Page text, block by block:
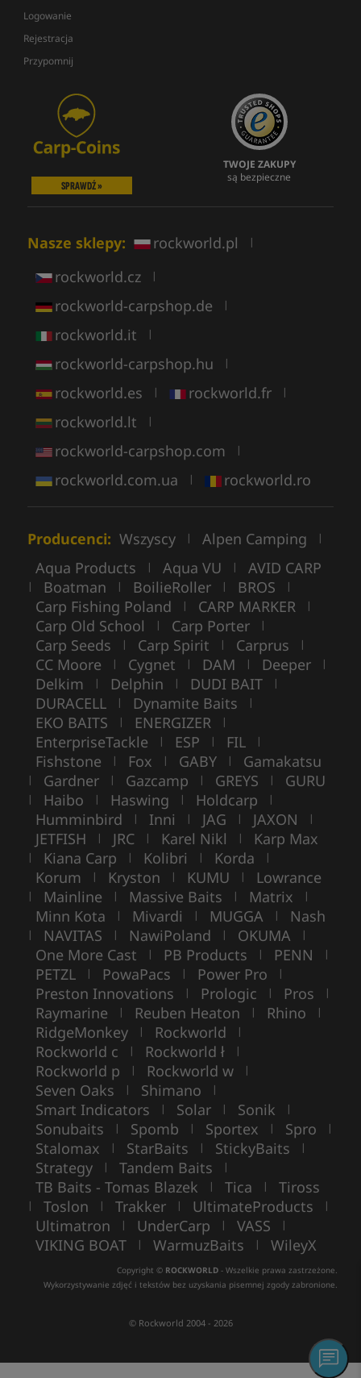
Logowanie
Rejestracja
Przypomnij
SPRAWDŹ »
TWOJE ZAKUPY
są bezpieczne
Nasze sklepy: rockworld.pl |
rockworld.cz |
rockworld-carpshop.de |
rockworld.it |
rockworld-carpshop.hu |
rockworld.es | rockworld.fr |
rockworld.lt |
rockworld-carpshop.com |
rockworld.com.ua | rockworld.ro
Producenci: Wszyscy | Alpen Camping |
Aqua Products | Aqua VU | AVID CARP
| Boatman | BoilieRoller | BROS |
Carp Fishing Poland | CARP MARKER |
Carp Old School | Carp Porter |
Carp Seeds | Carp Spirit | Carprus |
CC Moore | Cygnet | DAM | Deeper |
Delkim | Delphin | DUDI BAIT |
DURACELL | Dynamite Baits |
EKO BAITS | ENERGIZER |
EnterpriseTackle | ESP | FIL |
Fishstone | Fox | GABY | Gamakatsu
| Gardner | Gazcamp | GREYS | GURU
| Haibo | Haswing | Holdcarp |
Humminbird | Inni | JAG | JAXON |
JETFISH | JRC | Karel Nikl | Karp Max
| Kiana Carp | Kolibri | Korda |
Korum | Kryston | KUMU | Lowrance
| Mainline | Massive Baits | Matrix |
Minn Kota | Mivardi | MUGGA | Nash
| NAVITAS | NawiPoland | OKUMA |
One More Cast | PB Products | PENN |
PETZL | PowaPacs | Power Pro |
Preston Innovations | Prologic | Pros |
Raymarine | Reuben Heaton | Rhino |
RidgeMonkey | Rockworld |
Rockworld c | Rockworld ł |
Rockworld p | Rockworld w |
Seven Oaks | Shimano |
Smart Indicators | Solar | Sonik |
Sonubaits | Spomb | Sportex | Spro |
Stalomax | StarBaits | StickyBaits |
Strategy | Tandem Baits |
TB Baits - Tomas Blazek | Tica | Tiross
| Toslon | Trakker | UltimateProducts |
Ultimatron | UnderCarp | VASS |
VIKING BOAT | WarmuzBaits | WileyX
Copyright © ROCKWORLD - Wszelkie prawa zastrzeżone.
Wykorzystywanie zdjęć i tekstów bez uzyskania pisemnej zgody zabronione.
© Rockworld 2004 - 2026